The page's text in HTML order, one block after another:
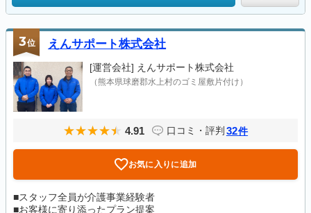
3位 えんサポート株式会社
[運営会社] えんサポート株式会社
（熊本県球磨郡水上村のゴミ屋敷片付け）
4.91 口コミ・評判 32件
お気に入りに追加
■スタッフ全員が介護事業経験者
■お客様に寄り添ったプラン提案